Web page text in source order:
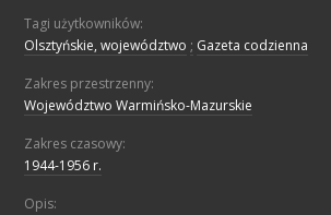
Tagi użytkowników:
Olsztyńskie, województwo ; Gazeta codzienna
Zakres przestrzenny:
Województwo Warmińsko-Mazurskie
Zakres czasowy:
1944-1956 r.
Opis: